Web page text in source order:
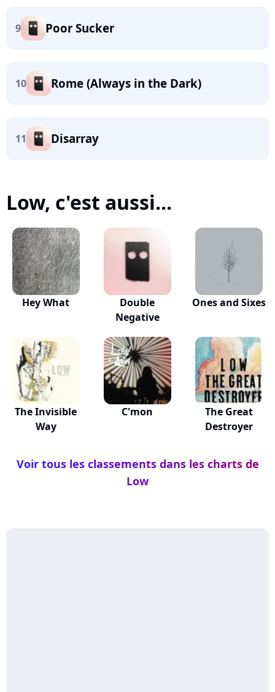
9 Poor Sucker
10 Rome (Always in the Dark)
11 Disarray
Low, c'est aussi...
Hey What
Double
Negative
Ones and Sixes
The Invisible
Way
C'mon
The Great
Destroyer
Voir tous les classements dans les charts de
Low